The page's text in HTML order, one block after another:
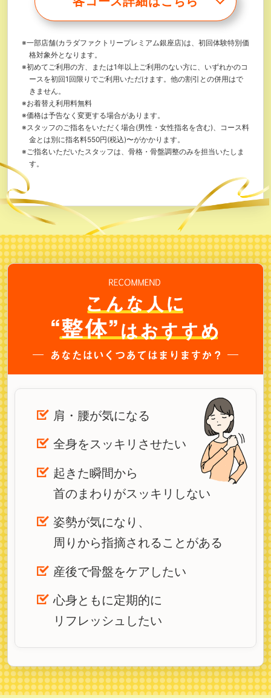
※一部店舗(カラダファクトリープレミアム銀座店)は、初回体験特別価
格対象外となります。
※初めてご利用の方、または1年以上ご利用のない方に、いずれかのコ
ースを初回1回限りでご利用いただけます。他の割引との併用はで
きません。
※お着替え利用料無料
※価格は予告なく変更する場合があります。
※スタッフのご指名をいただく場合(男性・女性指名を含む)、コース料
金とは別に指名料550円(税込)〜がかかります。
※ご指名いただいたスタッフは、骨格・骨盤調整のみを担当いたしま
す。
肩・腰が気になる
全身をスッキリさせたい
起きた瞬間から
首のまわりがスッキリしない
姿勢が気になり、
周りから指摘されることがある
産後で骨盤をケアしたい
心身ともに定期的に
リフレッシュしたい